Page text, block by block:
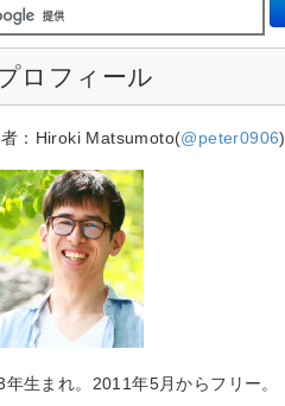
ロフィール
：Hiroki Matsumoto(@peter0906)
年生まれ。2011年5月からフリー。